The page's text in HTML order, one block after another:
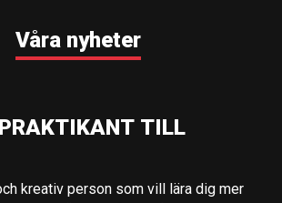
Våra nyheter
TILL
kreativ person som vill lära dig mer